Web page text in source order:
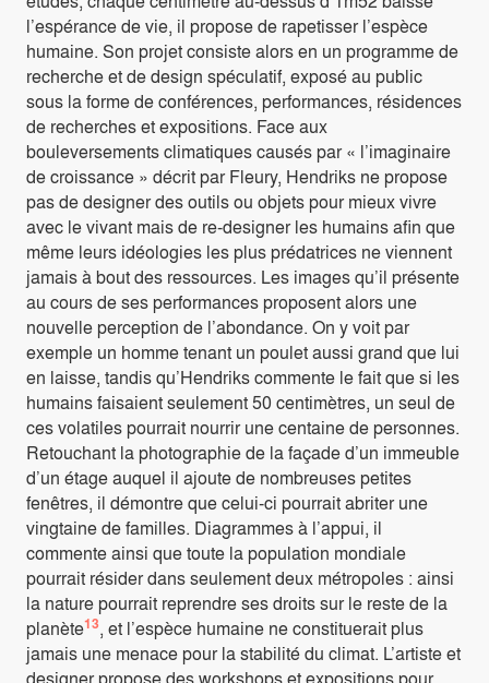
l’espérance de vie, il propose de rapetisser l’espèce
humaine. Son projet consiste alors en un programme de
recherche et de design spéculatif, exposé au public
sous la forme de conférences, performances, résidences
de recherches et expositions. Face aux
bouleversements climatiques causés par « l’imaginaire
de croissance » décrit par Fleury, Hendriks ne propose
pas de designer des outils ou objets pour mieux vivre
avec le vivant mais de re-designer les humains afin que
même leurs idéologies les plus prédatrices ne viennent
jamais à bout des ressources. Les images qu’il présente
au cours de ses performances proposent alors une
nouvelle perception de l’abondance. On y voit par
exemple un homme tenant un poulet aussi grand que lui
en laisse, tandis qu’Hendriks commente le fait que si les
humains faisaient seulement 50 centimètres, un seul de
ces volatiles pourrait nourrir une centaine de personnes.
Retouchant la photographie de la façade d’un immeuble
d’un étage auquel il ajoute de nombreuses petites
fenêtres, il démontre que celui-ci pourrait abriter une
vingtaine de familles. Diagrammes à l’appui, il
commente ainsi que toute la population mondiale
pourrait résider dans seulement deux métropoles : ainsi
la nature pourrait reprendre ses droits sur le reste de la
planète13, et l’espèce humaine ne constituerait plus
jamais une menace pour la stabilité du climat. L’artiste et